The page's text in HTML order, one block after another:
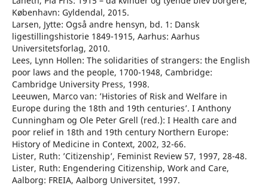
København: Gyldendal, 2015.
Larsen, Jytte: Også andre hensyn, bd. 1: Dansk
ligestillingshistorie 1849-1915, Aarhus: Aarhus
Universitetsforlag, 2010.
Lees, Lynn Hollen: The solidarities of strangers: the English
poor laws and the people, 1700-1948, Cambridge:
Cambridge University Press, 1998.
Leeuwen, Marco van: ’Histories of Risk and Welfare in
Europe during the 18th and 19th centuries’. I Anthony
Cunningham og Ole Peter Grell (red.): I Health care and
poor relief in 18th and 19th century Northern Europe:
History of Medicine in Context, 2002, 32-66.
Lister, Ruth: ’Citizenship’, Feminist Review 57, 1997, 28-48.
Lister, Ruth: Engendering Citizenship, Work and Care,
Aalborg: FREIA, Aalborg Universitet, 1997.